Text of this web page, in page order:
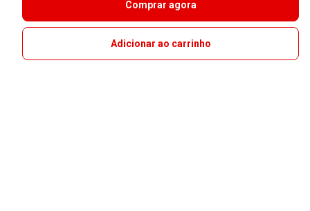
Comprar agora
Adicionar ao carrinho